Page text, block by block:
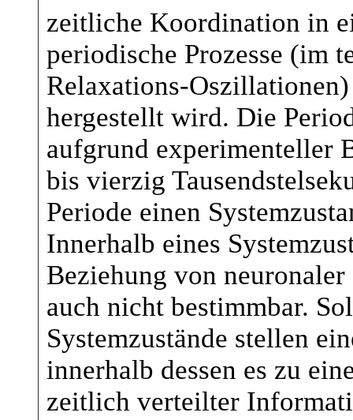
zeitliche Koordination in
periodische Prozesse (im
Relaxations-
hergestellt wird. Die
aufgrund experimenteller
bis vierzig
Periode einen
Innerhalb eines
Beziehung von
auch nicht bestimmbar.
Systemzustände stellen
innerhalb dessen es zu
zeitlich verteilter